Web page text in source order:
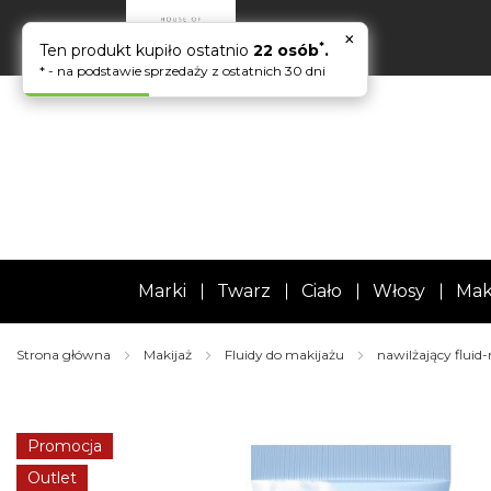
Marki Twarz Ciało Włosy
Strona główna Makijaż Fluidy do makijażu nawilżający
the
end
of
Promocja
Outlet
×
Ten produkt kupiło ostatnio 22 osób*.
* - na podstawie sprzedaży z ostatnich 30 dni